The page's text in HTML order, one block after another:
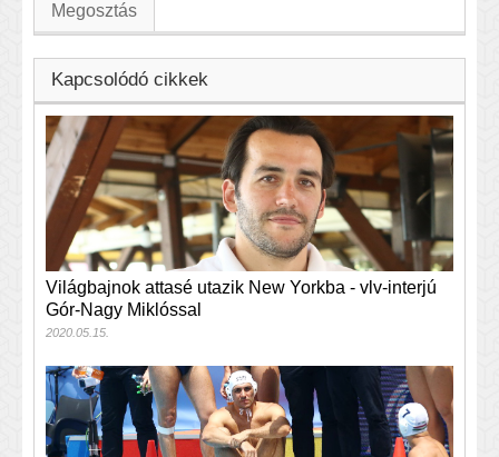
Megosztás
Kapcsolódó cikkek
Világbajnok attasé utazik New Yorkba - vlv-interjú
Gór-Nagy Miklóssal
2020.05.15.